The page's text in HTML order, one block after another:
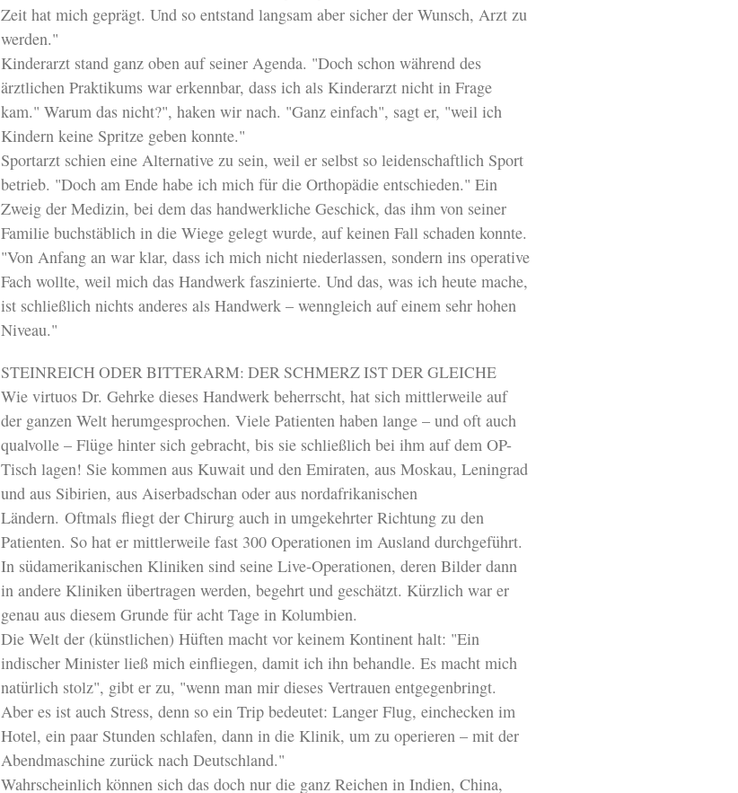
Zeit hat mich geprägt. Und so entstand langsam aber sicher der Wunsch, Arzt zu
werden."
Kinderarzt stand ganz oben auf seiner Agenda. "Doch schon während des
ärztlichen Praktikums war erkennbar, dass ich als Kinderarzt nicht in Frage
kam." Warum das nicht?", haken wir nach. "Ganz einfach", sagt er, "weil ich
Kindern keine Spritze geben konnte."
Sportarzt schien eine Alternative zu sein, weil er selbst so leidenschaftlich Sport
betrieb. "Doch am Ende habe ich mich für die Orthopädie entschieden." Ein
Zweig der Medizin, bei dem das handwerkliche Geschick, das ihm von seiner
Familie buchstäblich in die Wiege gelegt wurde, auf keinen Fall schaden konnte.
"Von Anfang an war klar, dass ich mich nicht niederlassen, sondern ins operative
Fach wollte, weil mich das Handwerk faszinierte. Und das, was ich heute mache,
ist schließlich nichts anderes als Handwerk – wenngleich auf einem sehr hohen
Niveau."
STEINREICH ODER BITTERARM: DER SCHMERZ IST DER GLEICHE
Wie virtuos Dr. Gehrke dieses Handwerk beherrscht, hat sich mittlerweile auf
der ganzen Welt herumgesprochen. Viele Patienten haben lange – und oft auch
qualvolle – Flüge hinter sich gebracht, bis sie schließlich bei ihm auf dem OP-
Tisch lagen! Sie kommen aus Kuwait und den Emiraten, aus Moskau, Leningrad
und aus Sibirien, aus Aiserbadschan oder aus nordafrikanischen
Ländern. Oftmals fliegt der Chirurg auch in umgekehrter Richtung zu den
Patienten. So hat er mittlerweile fast 300 Operationen im Ausland durchgeführt.
In südamerikanischen Kliniken sind seine Live-Operationen, deren Bilder dann
in andere Kliniken übertragen werden, begehrt und geschätzt. Kürzlich war er
genau aus diesem Grunde für acht Tage in Kolumbien.
Die Welt der (künstlichen) Hüften macht vor keinem Kontinent halt: "Ein
indischer Minister ließ mich einfliegen, damit ich ihn behandle. Es macht mich
natürlich stolz", gibt er zu, "wenn man mir dieses Vertrauen entgegenbringt.
Aber es ist auch Stress, denn so ein Trip bedeutet: Langer Flug, einchecken im
Hotel, ein paar Stunden schlafen, dann in die Klinik, um zu operieren – mit der
Abendmaschine zurück nach Deutschland."
Wahrscheinlich können sich das doch nur die ganz Reichen in Indien, China,